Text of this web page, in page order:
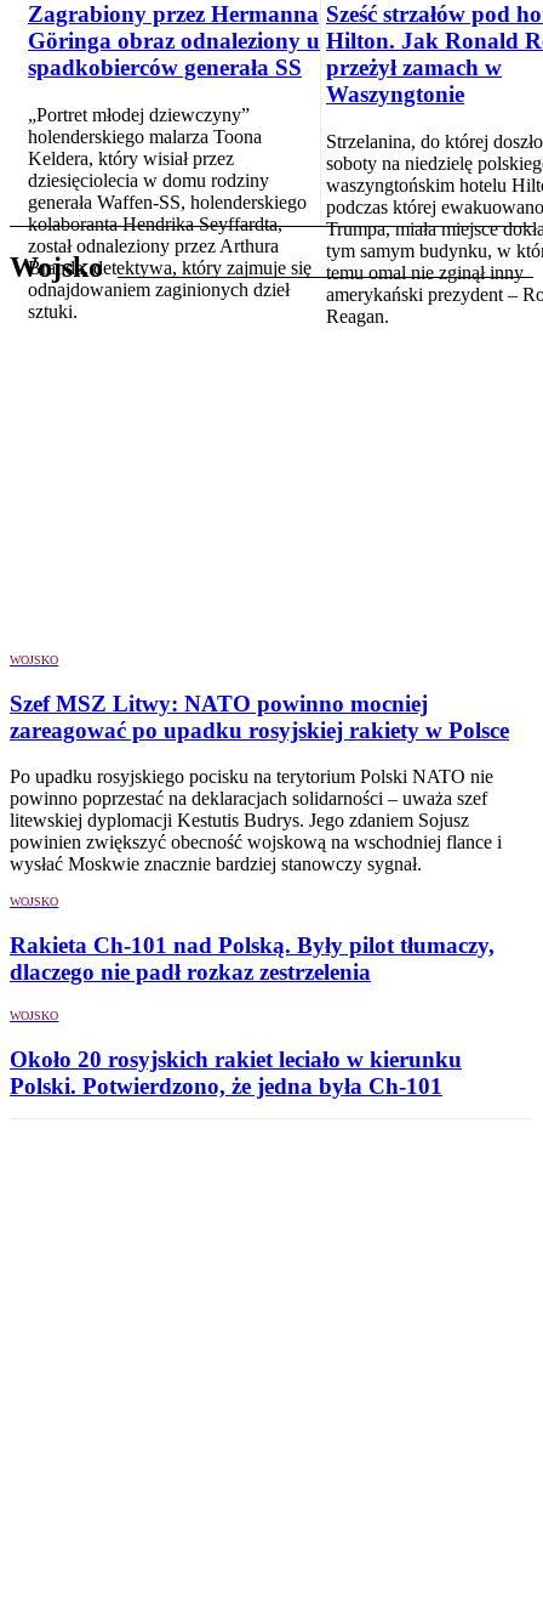
Zagrabiony przez Hermanna
Göringa obraz odnaleziony u
spadkobierców generała SS
„Portret młodej dziewczyny”
holenderskiego malarza Toona
Keldera, który wisiał przez
dziesięciolecia w domu rodziny
generała Waffen-SS, holenderskiego
kolaboranta Hendrika Seyffardta,
został odnaleziony przez Arthura
Branda, detektywa, który zajmuje się
odnajdowaniem zaginionych dzieł
sztuki.
Sześć strzałów pod
Hilton. Jak Ronald
przeżył zamach w
Waszyngtonie
Strzelanina, do której
soboty na niedzielę
waszyngtońskim hotelu
podczas której
Trumpa, miała miejsce
tym samym budynku, w
temu omal nie zginął inny
amerykański prezydent –
Reagan.
Wojsko
WOJSKO
Szef MSZ Litwy: NATO powinno mocniej
zareagować po upadku rosyjskiej rakiety w Polsce
Po upadku rosyjskiego pocisku na terytorium Polski NATO nie
powinno poprzestać na deklaracjach solidarności – uważa szef
litewskiej dyplomacji Kestutis Budrys. Jego zdaniem Sojusz
powinien zwiększyć obecność wojskową na wschodniej flance i
wysłać Moskwie znacznie bardziej stanowczy sygnał.
WOJSKO
Rakieta Ch-101 nad Polską. Były pilot tłumaczy,
dlaczego nie padł rozkaz zestrzelenia
WOJSKO
Około 20 rosyjskich rakiet leciało w kierunku
Polski. Potwierdzono, że jedna była Ch-101